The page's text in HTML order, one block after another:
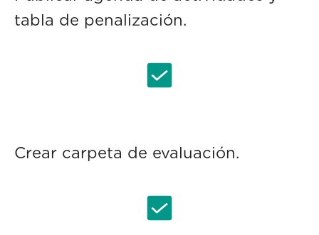
tabla de penalización.
Crear carpeta de evaluación.